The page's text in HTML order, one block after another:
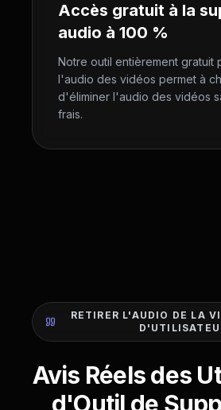
Accès gratuit à la
audio à 100 %
Notre outil entièrement gratuit
l'audio des vidéos permet à
d'éliminer l'audio des vidéos
frais.
RETIRER L'AUDIO DE LA
Avis Réels des
d'Outil de